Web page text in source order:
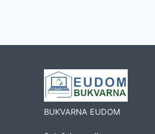
BUKVARNA EUDOM